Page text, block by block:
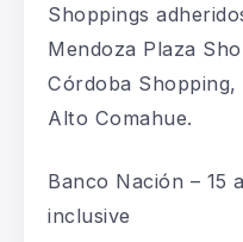
Shoppings
Mendoza Plaza
Córdoba
Alto Comahue.
Banco Nación – 15
inclusive